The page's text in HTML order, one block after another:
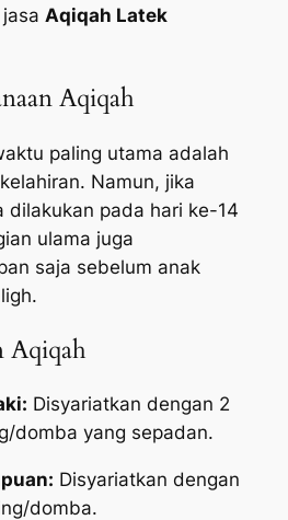
Aqiqah Latek
Aqiqah
paling utama adalah
Namun, jika
dilakukan pada hari ke-14
ulama juga
saja sebelum anak
Aqiqah
Disyariatkan dengan 2
domba yang sepadan.
Disyariatkan dengan
domba.